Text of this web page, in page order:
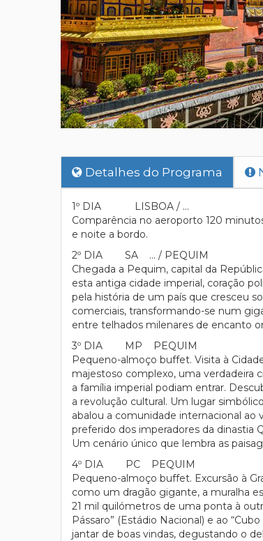
Detalhes do Programa
1º DIA LISBOA / …
Comparência no aeroporto 120
e noite a bordo.
2º DIA SA … / PEQUIM
Chegada a Pequim, capital da
esta antiga cidade imperial, coração
pela história de um país que cresceu
comerciais, transformando-se num
entre telhados milenares de encanto
3º DIA MP PEQUIM
Pequeno-almoço buffet. Visita à
majestoso complexo, uma verdadeira
a família imperial podiam entrar.
a revolução cultural. Um lugar
abalou a comunidade internacional ao
preferido dos imperadores da dinastia
Um cenário único que lembra as
4º DIA PC PEQUIM
Pequeno-almoço buffet. Excursão à
como um dragão gigante, a muralha
21 mil quilómetros de uma ponta à
Pássaro” (Estádio Nacional) e ao
jantar de boas vindas, degustando o